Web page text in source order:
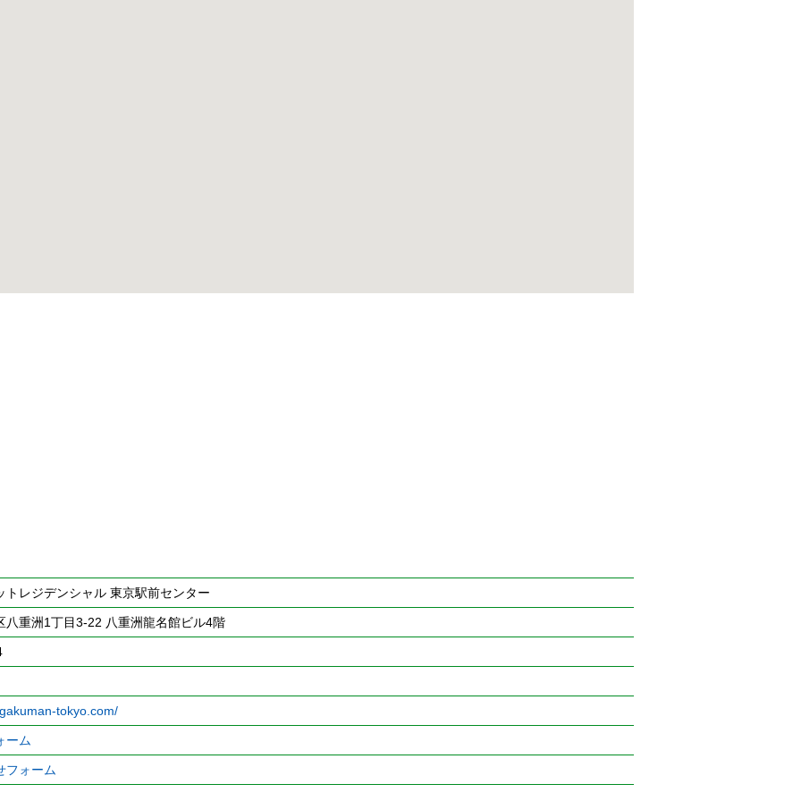
トレジデンシャル 東京駅前センター
八重洲1丁目3-22 八重洲龍名館ビル4階
tokyo.com/
ーム
フォーム